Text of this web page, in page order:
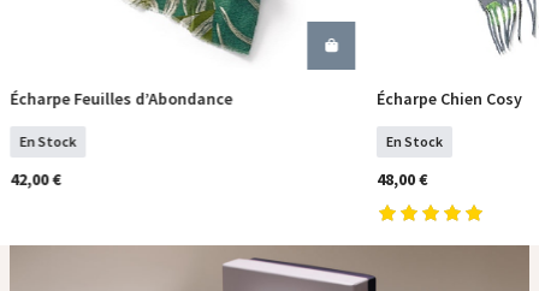
COMMANDER
Écharpe Feuilles d’Abondance
En Stock
42,00 €
Écharpe Chien Cosy
En Stock
48,00 €